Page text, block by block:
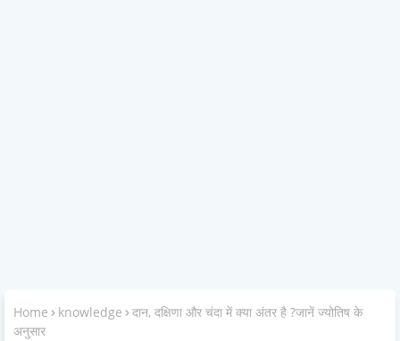
Home knowledge
दान, दक्षिणा और चंदा में क्या अंतर है ?जानें ज्योतिष के
अनुसार